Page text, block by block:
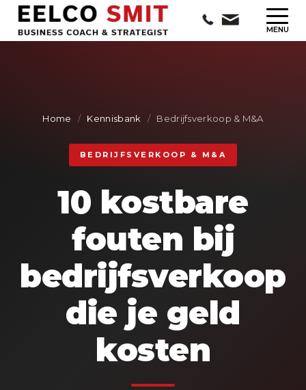
Home / Kennisbank / Bedrijfsverkoop & M&A
BEDRIJFSVERKOOP & M&A
10 kostbare
fouten bij
bedrijfsverkoop
die je geld
kosten